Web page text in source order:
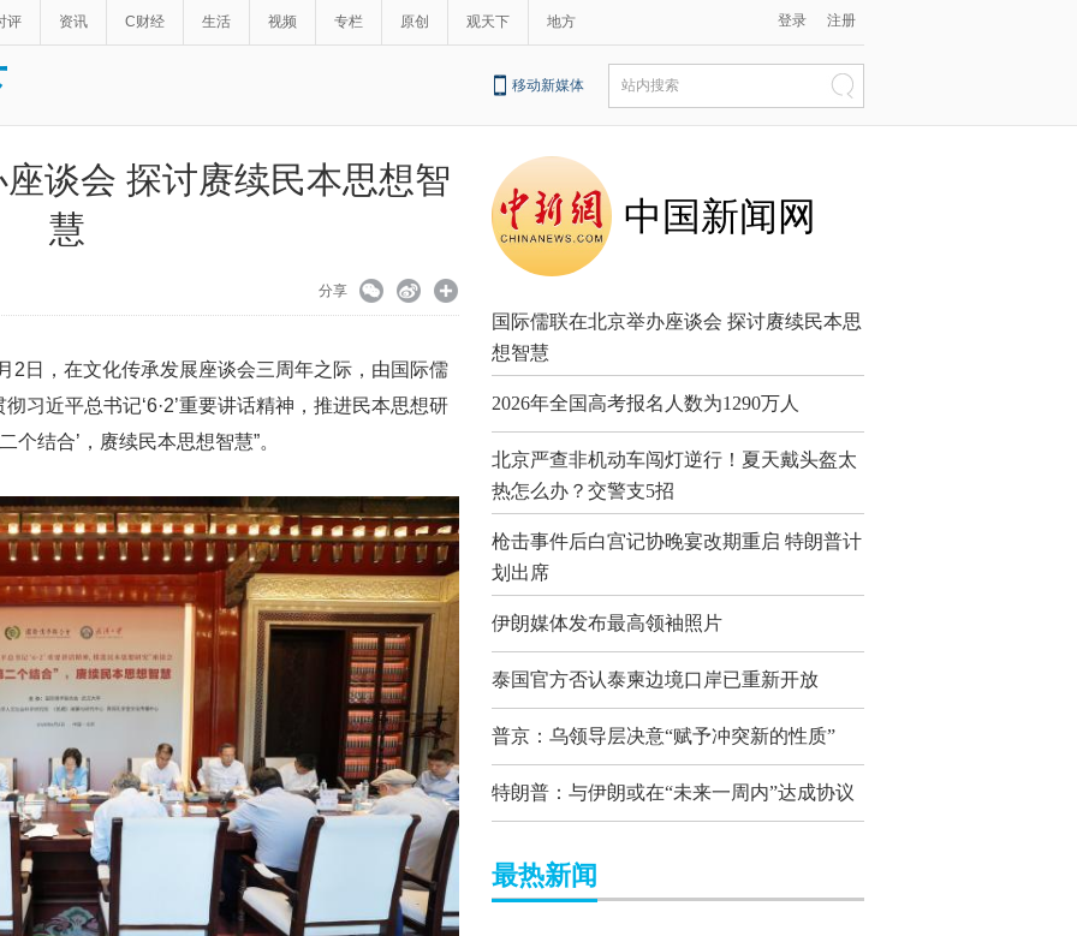
评 资讯 C财经 生活 视频 专栏 原创 观天下 地方 登录 注册
移动新媒体 站内搜索
谈会 探讨赓续民本思想智
慧
分享
2日，在文化传承发展座谈会三周年之际，由国际儒
习近平总书记‘6·2’重要讲话精神，推进民本思想研
个结合’，赓续民本思想智慧”。
中国新闻网
国际儒联在北京举办座谈会 探讨赓续民本思
想智慧
2026年全国高考报名人数为1290万人
北京严查非机动车闯灯逆行！夏天戴头盔太
热怎么办？交警支5招
枪击事件后白宫记协晚宴改期重启 特朗普计
划出席
伊朗媒体发布最高领袖照片
泰国官方否认泰柬边境口岸已重新开放
普京：乌领导层决意“赋予冲突新的性质”
特朗普：与伊朗或在“未来一周内”达成协议
最热新闻